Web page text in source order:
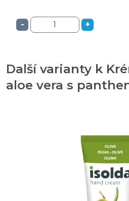
- +
Další varianty k
aloe vera s